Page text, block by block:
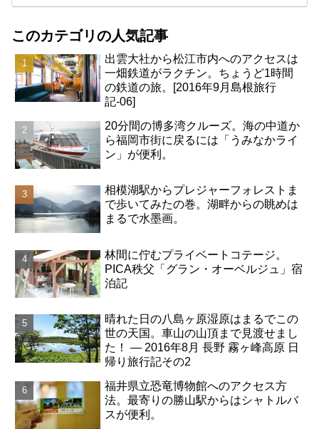
このカテゴリの人気記事
出雲大社から松江市内へのアクセスは
一畑鉄道がラクチン。ちょうど1時間
の鉄道の旅。[2016年9月島根旅行
記-06]
20分間の博多湾クルーズ。海の中道か
ら福岡市街に戻るには「うみなかライ
ン」が便利。
相模湖駅からプレジャーフォレストま
で歩いてみたの巻。湖畔からの眺めは
まるで水墨画。
林間に佇むプライベートコテージ。
PICA秩父「グラン・オーベルジュ」宿
泊記
晴れた日の八島ヶ原湿原はまるでこの
世の天国。車山の山頂まで見渡せまし
た！ ― 2016年8月 長野 霧ヶ峰高原 日
帰り旅行記その2
福井県立恐竜博物館へのアクセス方
法。最寄りの勝山駅からはシャトルバ
スが便利。